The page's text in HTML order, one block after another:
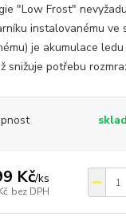
"Low Frost"
instalovanému ve
je akumulace
snižuje potřebu
Kč/ks
bez DPH